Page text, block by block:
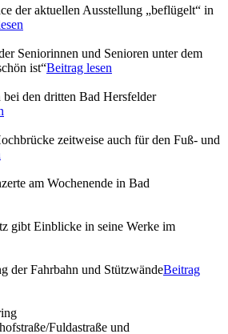
der aktuellen Ausstellung „beflügelt“ in
Seniorinnen und Senioren unter dem
ist“Beitrag lesen
den dritten Bad Hersfelder
zeitweise auch für den Fuß- und
am Wochenende in Bad
gibt Einblicke in seine Werke im
der Fahrbahn und StützwändeBeitrag
Fuldastraße und